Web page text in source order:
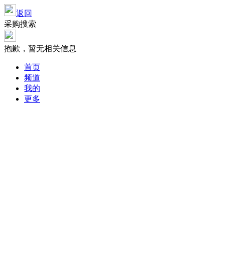
返回
采购搜索
抱歉，暂无相关信息
首页
频道
我的
更多